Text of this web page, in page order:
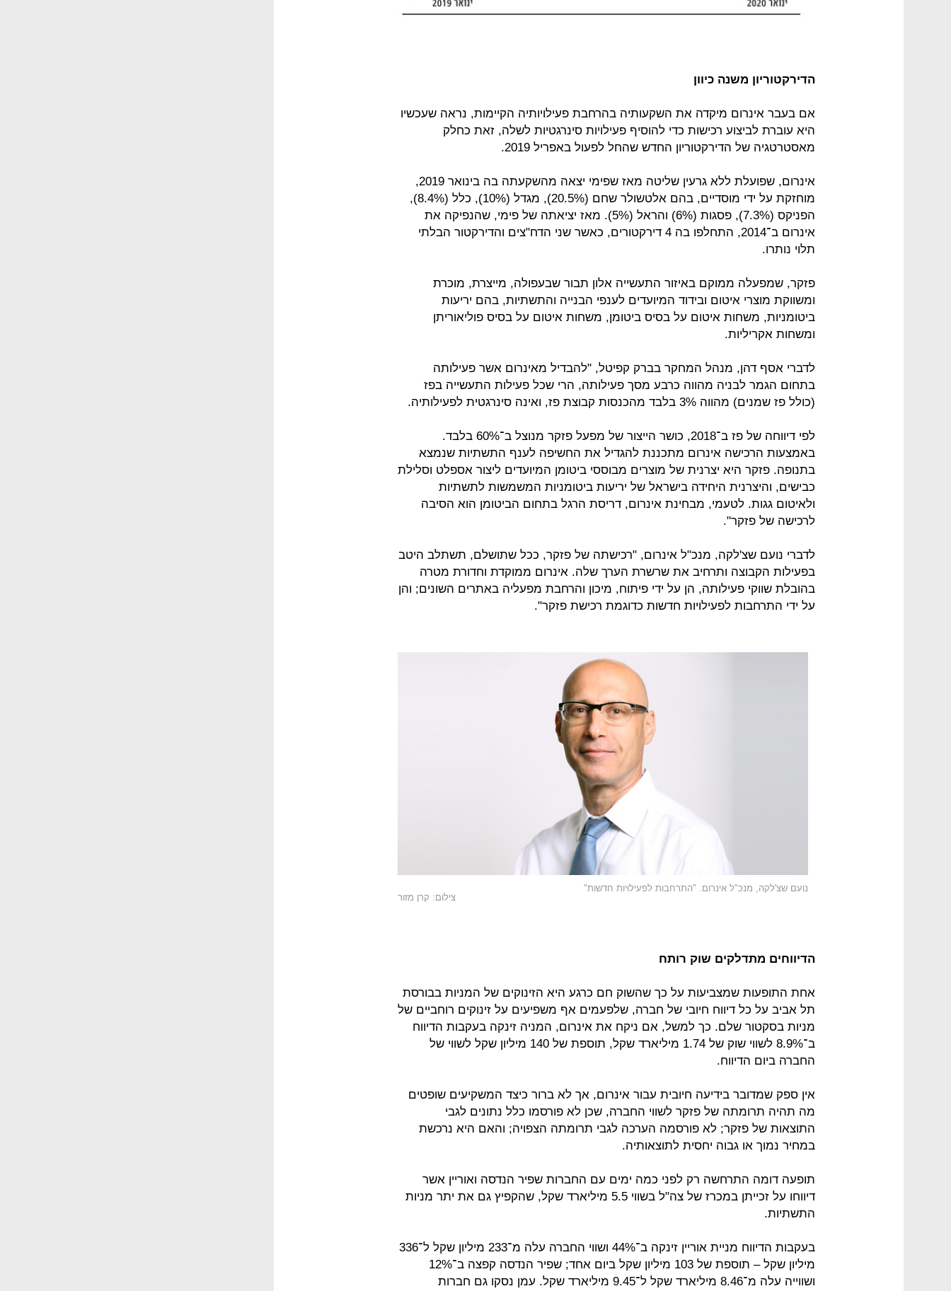
הדירקטוריון משנה כיוון
אם בעבר אינרום מיקדה את השקעותיה בהרחבת פעילויותיה הקיימות, נראה שעכשיו
היא עוברת לביצוע רכישות כדי להוסיף פעילויות סינרגטיות לשלה, זאת כחלק
מאסטרטגיה של הדירקטוריון החדש שהחל לפעול באפריל 2019.
אינרום, שפועלת ללא גרעין שליטה מאז שפימי יצאה מהשקעתה בה בינואר 2019,
מוחזקת על ידי מוסדיים, בהם אלטשולר שחם (20.5%), מגדל (10%), כלל (8.4%),
הפניקס (7.3%), פסגות (6%) והראל (5%). מאז יציאתה של פימי, שהנפיקה את
אינרום ב־2014, התחלפו בה 4 דירקטורים, כאשר שני הדח"צים והדירקטור הבלתי
תלוי נותרו.
פזקר, שמפעלה ממוקם באיזור התעשייה אלון תבור שבעפולה, מייצרת, מוכרת
ומשווקת מוצרי איטום ובידוד המיועדים לענפי הבנייה והתשתיות, בהם יריעות
ביטומניות, משחות איטום על בסיס ביטומן, משחות איטום על בסיס פוליאוריתן
ומשחות אקריליות.
לדברי אסף דהן, מנהל המחקר בברק קפיטל, "להבדיל מאינרום אשר פעילותה
בתחום הגמר לבניה מהווה כרבע מסך פעילותה, הרי שכל פעילות התעשייה בפז
(כולל פז שמנים) מהווה 3% בלבד מהכנסות קבוצת פז, ואינה סינרגטית לפעילותיה.
לפי דיווחה של פז ב־2018, כושר הייצור של מפעל פזקר מנוצל ב־60% בלבד.
באמצעות הרכישה אינרום מתכננת להגדיל את החשיפה לענף התשתיות שנמצא
בתנופה. פזקר היא יצרנית של מוצרים מבוססי ביטומן המיועדים ליצור אספלט וסלילת
כבישים, והיצרנית היחידה בישראל של יריעות ביטומניות המשמשות לתשתיות
ולאיטום גגות. לטעמי, מבחינת אינרום, דריסת הרגל בתחום הביטומן הוא הסיבה
לרכישה של פזקר".
לדברי נועם שצ'לקה, מנכ"ל אינרום, "רכישתה של פזקר, ככל שתושלם, תשתלב היטב
בפעילות הקבוצה ותרחיב את שרשרת הערך שלה. אינרום ממוקדת וחדורת מטרה
בהובלת שווקי פעילותה, הן על ידי פיתוח, מיכון והרחבת מפעליה באתרים השונים; והן
על ידי התרחבות לפעילויות חדשות כדוגמת רכישת פזקר".
נועם שצ'לקה, מנכ"ל אינרום. "התרחבות לפעילויות חדשות"
צילום: קרן מזור
הדיווחים מתדלקים שוק רותח
אחת התופעות שמצביעות על כך שהשוק חם כרגע היא הזינוקים של המניות בבורסת
תל אביב על כל דיווח חיובי של חברה, שלפעמים אף משפיעים על זינוקים רוחביים של
מניות בסקטור שלם. כך למשל, אם ניקח את אינרום, המניה זינקה בעקבות הדיווח
ב־8.9% לשווי שוק של 1.74 מיליארד שקל, תוספת של 140 מיליון שקל לשווי של
החברה ביום הדיווח.
אין ספק שמדובר בידיעה חיובית עבור אינרום, אך לא ברור כיצד המשקיעים שופטים
מה תהיה תרומתה של פזקר לשווי החברה, שכן לא פורסמו כלל נתונים לגבי
התוצאות של פזקר; לא פורסמה הערכה לגבי תרומתה הצפויה; והאם היא נרכשת
במחיר נמוך או גבוה יחסית לתוצאותיה.
תופעה דומה התרחשה רק לפני כמה ימים עם החברות שפיר הנדסה ואוריין אשר
דיווחו על זכייתן במכרז של צה"ל בשווי 5.5 מיליארד שקל, שהקפיץ גם את יתר מניות
התשתיות.
בעקבות הדיווח מניית אוריין זינקה ב־44% ושווי החברה עלה מ־233 מיליון שקל ל־336
מיליון שקל – תוספת של 103 מיליון שקל ביום אחד; שפיר הנדסה קפצה ב־12%
ושווייה עלה מ־8.46 מיליארד שקל ל־9.45 מיליארד שקל. עמן נסקו גם חברות